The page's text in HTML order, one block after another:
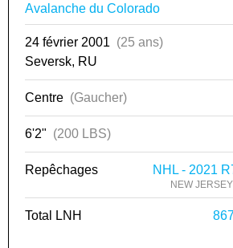
Avalanche du Colorado
24 février 2001 (25 ans)
Seversk, RU
Centre (Gaucher)
6'2" (200 LBS)
Repêchages NHL - 2021
NEW
Total LNH